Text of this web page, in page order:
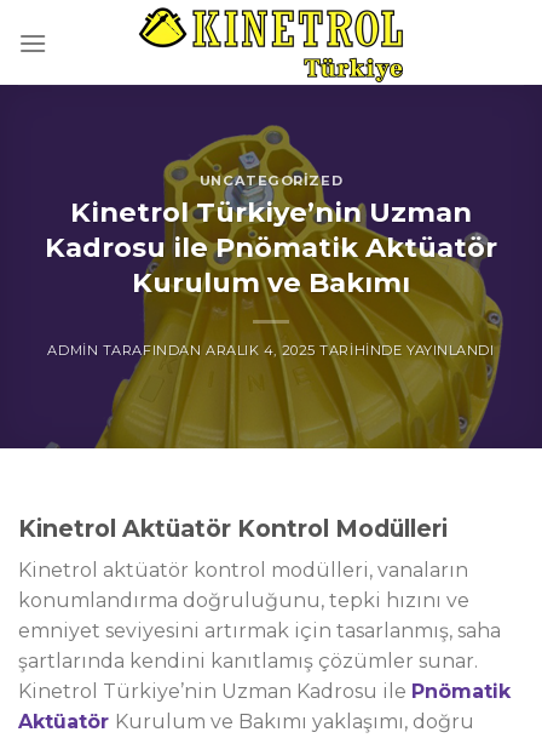
atla
UNCATEGORIZED
Kinetrol Türkiye’nin Uzman
Kadrosu ile Pnömatik Aktüatör
Kurulum ve Bakımı
ADMIN TARAFINDAN ARALIK 4, 2025 TARIHINDE YAYINLANDI
Kinetrol Aktüatör Kontrol Modülleri
Kinetrol aktüatör kontrol modülleri, vanaların
konumlandırma doğruluğunu, tepki hızını ve
emniyet seviyesini artırmak için tasarlanmış, saha
şartlarında kendini kanıtlamış çözümler sunar.
Kinetrol Türkiye’nin Uzman Kadrosu ile Pnömatik
Aktüatör Kurulum ve Bakımı yaklaşımı, doğru